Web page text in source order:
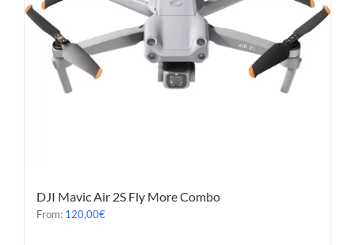
DJI Mavic Air 2S Fly More Combo
From: 120,00€